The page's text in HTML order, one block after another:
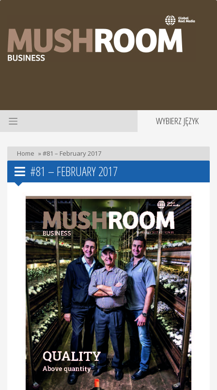
WYBIERZ JĘZYK
Home »#81 – February 2017
#81 – FEBRUARY 2017